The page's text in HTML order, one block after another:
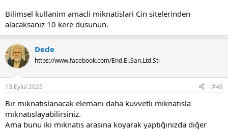
Bilimsel kullanim amacli miknatislari Cin sitelerinden
alacaksaniz 10 kere dusunun.
Dede
https://www.facebook.com/End.El.San.Ltd.Sti
13 Eylül 2025 #46
Bir mıknatıslanacak elemanı daha kuvvetli mıknatısla
mıknatıslayabilirsiniz.
Ama bunu iki mıknatıs arasına koyarak yaptığınızda diğer